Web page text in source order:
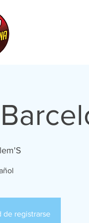
de registrarse